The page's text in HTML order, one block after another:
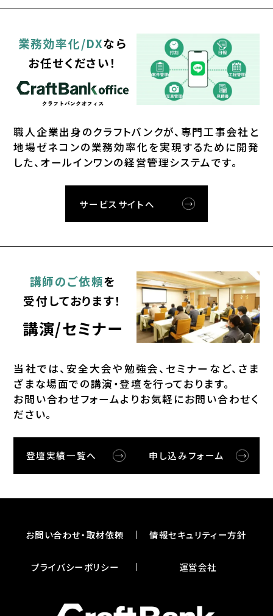
業務効率化/DXなら
お任せください！
職⼈企業出⾝のクラフトバンクが、 専⾨⼯事会社と
地場ゼネコンの業務効率化を実現するために開発
した、オールインワンの経営管理システムです。
サービスサイトへ
講師のご依頼を
受付しております！
講演/セミナー
当社では、安全⼤会や勉強会、セミナーなど、さま
ざまな場⾯での講演・登壇を⾏っております。
お問い合わせフォームよりお気軽にお問い合わせく
ださい。
登壇実績一覧へ 申し込みフォーム
お問い合わせ・取材依頼 情報セキュリティー⽅針
プライバシーポリシー 運営会社